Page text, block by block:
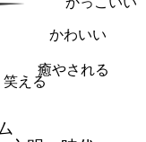
かわいい
癒やされる
笑える